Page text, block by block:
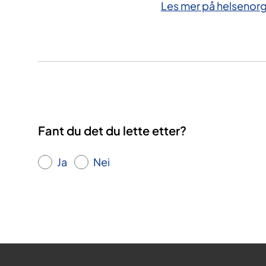
Les mer på
Fant du det du lette etter?
Ja Nei